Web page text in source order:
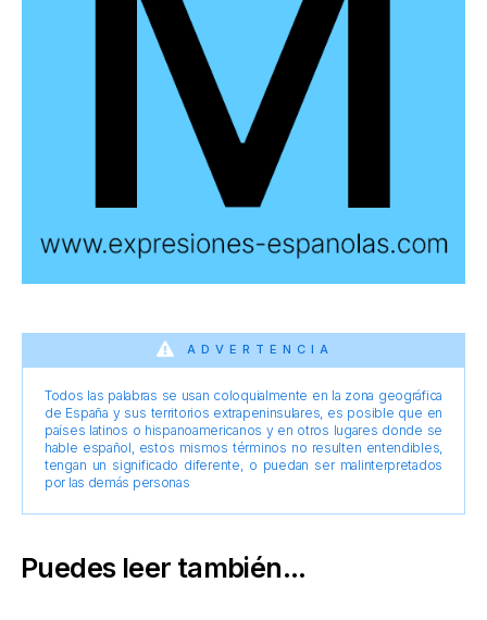
ADVERTENCIA
Todos las palabras se usan coloquialmente en la zona geográfica
de España y sus territorios extrapeninsulares, es posible que en
países latinos o hispanoamericanos y en otros lugares donde se
hable español, estos mismos términos no resulten entendibles,
tengan un significado diferente, o puedan ser malinterpretados
por las demás personas
Puedes leer también...